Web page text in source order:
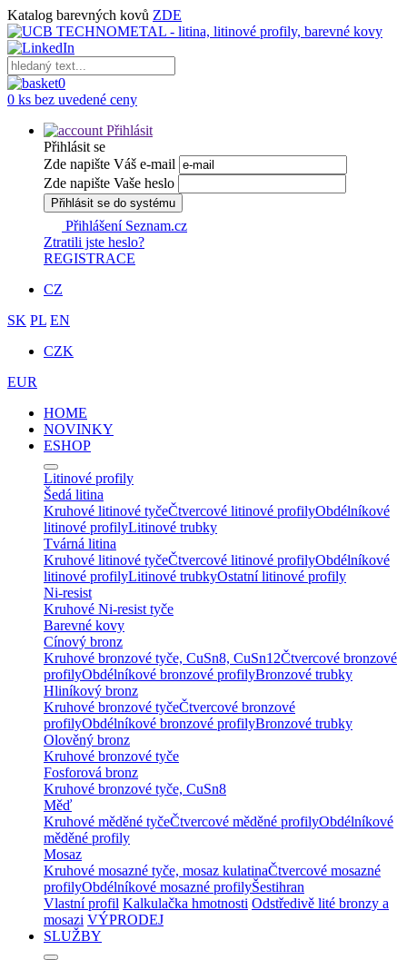
Katalog barevných kovů ZDE
0
0 ks bez uvedené ceny
Přihlásit
Přihlásit se
Zde napište Váš e-mail
Zde napište Vaše heslo
Přihlásit se do systému
Přihlášení Seznam.cz
Ztratili jste heslo?
REGISTRACE
CZ
SK PL EN
CZK
EUR
HOME
NOVINKY
ESHOP
Litinové profily
Šedá litina
Kruhové litinové tyčeČtvercové litinové profilyObdélníkové
litinové profilyLitinové trubky
Tvárná litina
Kruhové litinové tyčeČtvercové litinové profilyObdélníkové
litinové profilyLitinové trubkyOstatní litinové profily
Ni-resist
Kruhové Ni-resist tyče
Barevné kovy
Cínový bronz
Kruhové bronzové tyče, CuSn8, CuSn12Čtvercové bronzové
profilyObdélníkové bronzové profilyBronzové trubky
Hliníkový bronz
Kruhové bronzové tyčeČtvercové bronzové
profilyObdélníkové bronzové profilyBronzové trubky
Olověný bronz
Kruhové bronzové tyče
Fosforová bronz
Kruhové bronzové tyče, CuSn8
Měď
Kruhové měděné tyčeČtvercové měděné profilyObdélníkové
měděné profily
Mosaz
Kruhové mosazné tyče, mosaz kulatinaČtvercové mosazné
profilyObdélníkové mosazné profilyŠestihran
Vlastní profil Kalkulačka hmotnosti Odstředivě lité bronzy a
mosazi VÝPRODEJ
SLUŽBY